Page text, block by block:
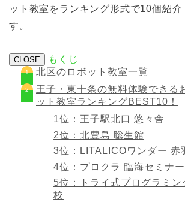
ット教室をランキング形式で10個紹介
す。
CLOSE
もくじ
北区のロボット教室一覧
王子・東十条の無料体験できる
ット教室ランキングBEST10！
1位：王子駅北口 悠々舎
2位：北豊島 聡生館
3位：LITALICOワンダー 赤
4位：プロクラ 臨海セミナ
5位：トライ式プログラミ
校